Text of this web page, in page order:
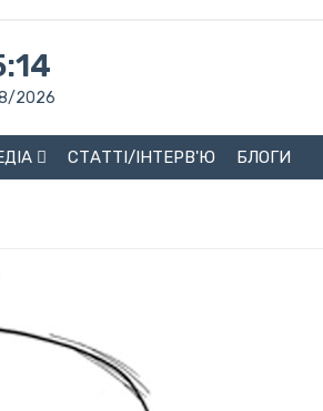
2026
СТАТТІ/ІНТЕРВ'Ю БЛОГИ